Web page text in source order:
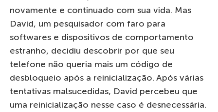
novamente e continuado com sua vida. Mas
David, um pesquisador com faro para
softwares e dispositivos de comportamento
estranho, decidiu descobrir por que seu
telefone não queria mais um código de
desbloqueio após a reinicialização. Após várias
tentativas malsucedidas, David percebeu que
uma reinicialização nesse caso é desnecessária.